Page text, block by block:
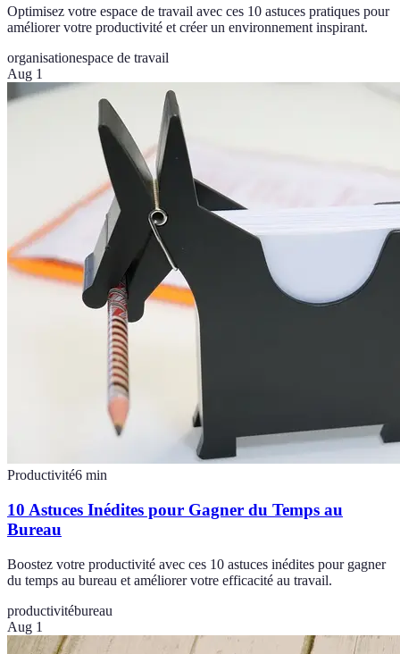
Optimisez votre espace de travail avec ces 10 astuces pratiques pour
améliorer votre productivité et créer un environnement inspirant.
organisationespace de travail
Aug 1
Productivité6 min
10 Astuces Inédites pour Gagner du Temps au
Bureau
Boostez votre productivité avec ces 10 astuces inédites pour gagner
du temps au bureau et améliorer votre efficacité au travail.
productivitébureau
Aug 1